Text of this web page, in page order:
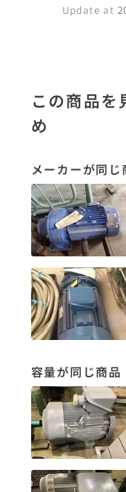
Update at
この商品を
め
メーカーが同じ
容量が同じ商品